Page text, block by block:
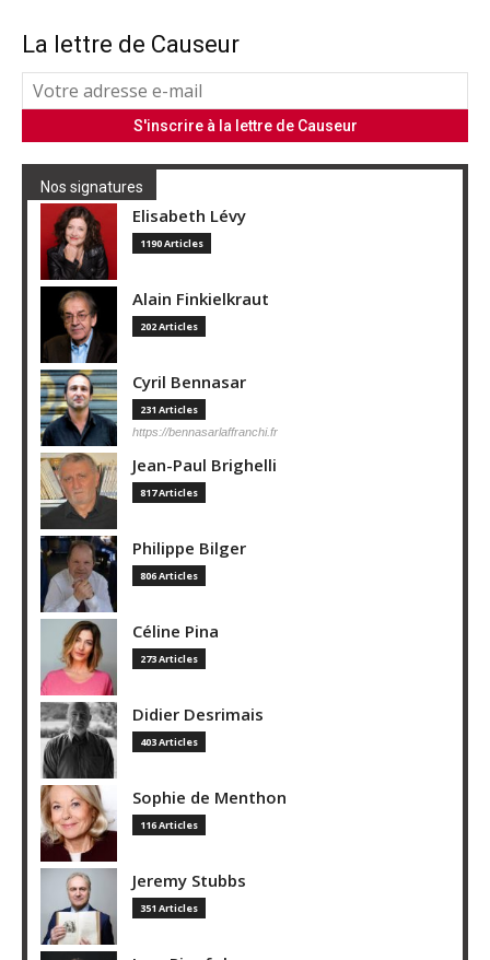
La lettre de Causeur
Nos signatures
Elisabeth Lévy
1190 Articles
Alain Finkielkraut
202 Articles
Cyril Bennasar
231 Articles
https://bennasarlaffranchi.fr
Jean-Paul Brighelli
817 Articles
Philippe Bilger
806 Articles
Céline Pina
273 Articles
Didier Desrimais
403 Articles
Sophie de Menthon
116 Articles
Jeremy Stubbs
351 Articles